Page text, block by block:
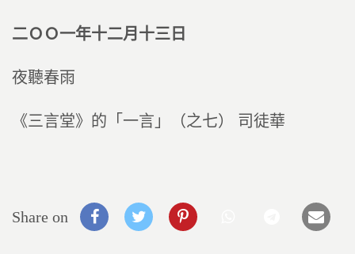
二ＯＯ一年十二月十三日
夜聽春雨
《三言堂》的「一言」（之七） 司徒華
Share on